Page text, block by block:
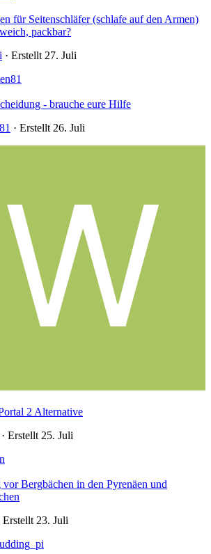
für Seitenschläfer (schlafe auf den Armen)
packbar?
· Erstellt27. Juli
- brauche eure Hilfe
· Erstellt26. Juli
2 Alternative
· Erstellt25. Juli
vor Bergbächen in den Pyrenäen und
Erstellt23. Juli